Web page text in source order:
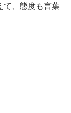
て、態度も言葉